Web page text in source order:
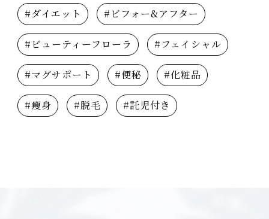
#ダイエット #ビフォー&アフター
#ビューティーフローラ #フェイシャル
#マグサポート #便秘 #化粧品
#瘦身 #脱毛 #託児付き